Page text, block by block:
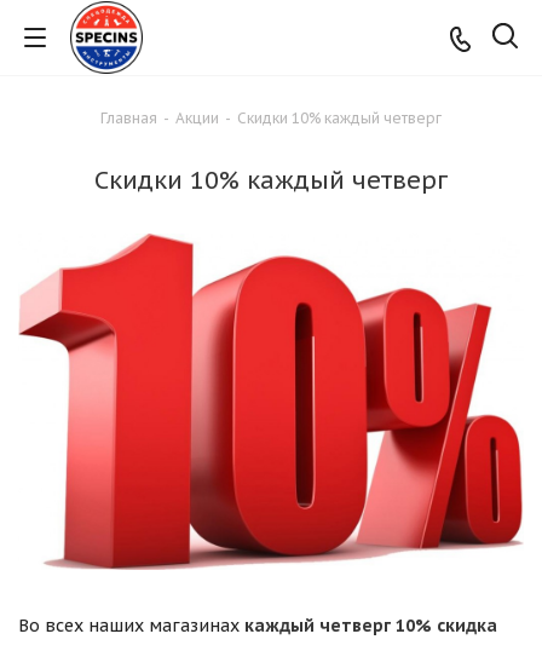
Главная - Акции - Скидки 10% каждый четверг
Скидки 10% каждый четверг
Во всех наших магазинах каждый четверг 10% скидка